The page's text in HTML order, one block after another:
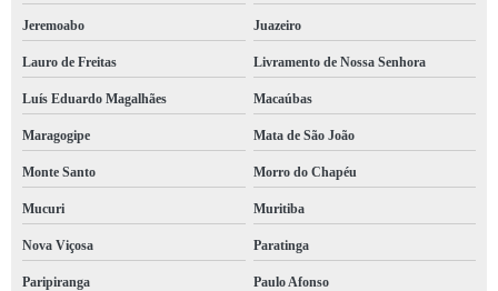
2240 e social marcar Brotas
e social 2210 marcar Vitória
e social para sst marcar Vitória da Conquista
evento 2220 e social Arembepe
Jeremoabo Juazeiro
Lauro de Freitas Livramento de Nossa Senhora
Luís Eduardo Magalhães Macaúbas
Maragogipe Mata de São João
Monte Santo Morro do Chapéu
Mucuri Muritiba
Nova Viçosa Paratinga
Paripiranga Paulo Afonso